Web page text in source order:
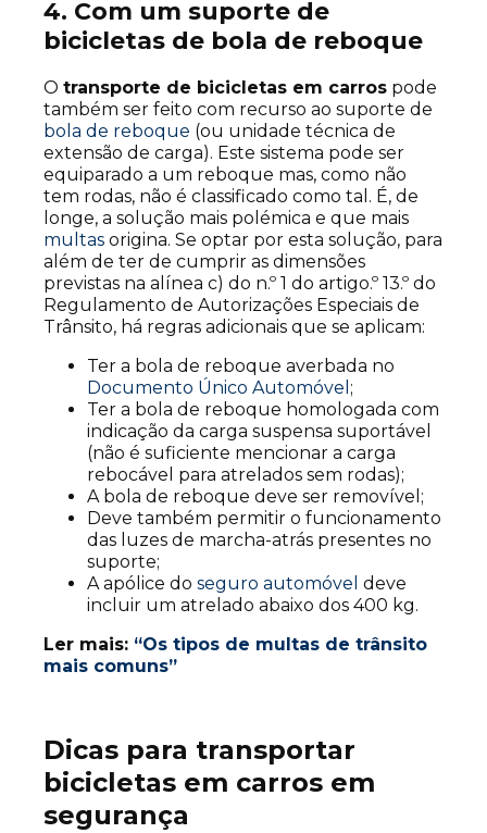
4. Com um suporte de
bicicletas de bola de reboque
O transporte de bicicletas em carros pode
também ser feito com recurso ao suporte de
bola de reboque (ou unidade técnica de
extensão de carga). Este sistema pode ser
equiparado a um reboque mas, como não
tem rodas, não é classificado como tal. É, de
longe, a solução mais polémica e que mais
multas origina. Se optar por esta solução, para
além de ter de cumprir as dimensões
previstas na alínea c) do n.º 1 do artigo.º 13.º do
Regulamento de Autorizações Especiais de
Trânsito, há regras adicionais que se aplicam:
Ter a bola de reboque averbada no
Documento Único Automóvel ;
Ter a bola de reboque homologada com
indicação da carga suspensa suportável
(não é suficiente mencionar a carga
rebocável para atrelados sem rodas);
A bola de reboque deve ser removível;
Deve também permitir o funcionamento
das luzes de marcha-atrás presentes no
suporte;
A apólice do seguro automóvel deve
incluir um atrelado abaixo dos 400 kg.
Ler mais: “Os tipos de multas de trânsito
mais comuns”
Dicas para transportar
bicicletas em carros em
segurança